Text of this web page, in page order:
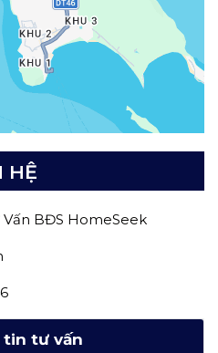
HỆ
BĐS HomeSeek
tin tư vấn